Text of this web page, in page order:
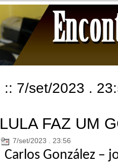
:: 7/set/2023 .
LULA FAZ UM
7/set/2023 . 23:56
Carlos González –